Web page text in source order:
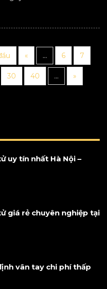
« ... 6 7
30 40 ... »
uy tín nhất Hà Nội –
giá rẻ chuyên nghiệp tại
vân tay chi phí thấp